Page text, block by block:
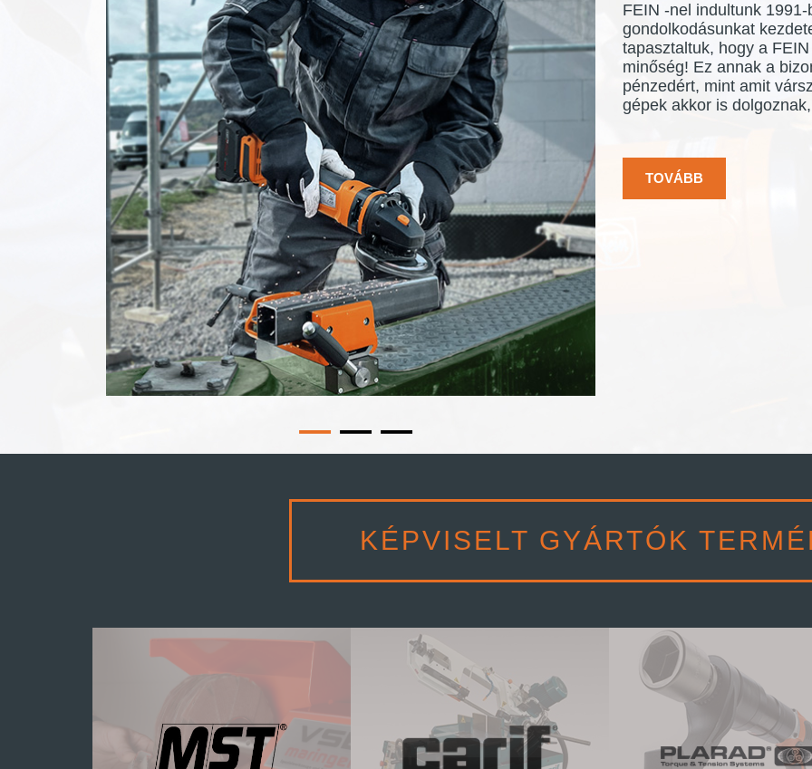
FEIN -nel indultunk
gondolkodásunkat
tapasztaltuk, hogy a
minőség! Ez annak a
pénzedért, mint amit
gépek akkor is
TOVÁBB
KÉPVISELT GYÁRTÓK